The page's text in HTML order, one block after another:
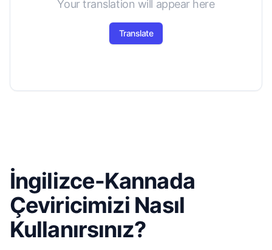
Your translation will appear here
Translate
İngilizce-Kannada
Çeviricimizi Nasıl
Kullanırsınız?